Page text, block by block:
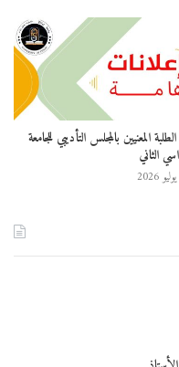
التسيير
المعنيين بالمجلس التأديبي للجامعة
الثاني